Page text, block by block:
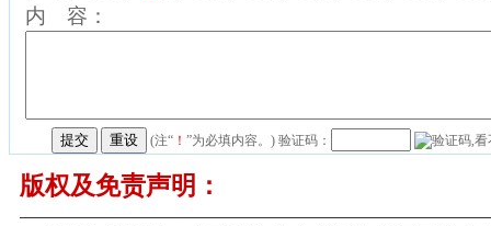
内 容：
(注“ ！ ”为必填内容。) 验证码：
版权及免责声明：